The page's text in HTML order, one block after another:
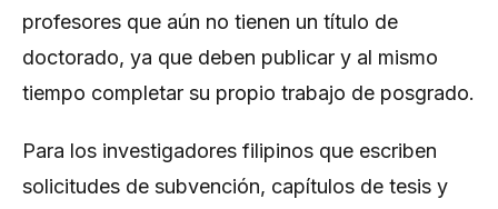
profesores que aún no tienen un título de
doctorado, ya que deben publicar y al mismo
tiempo completar su propio trabajo de posgrado.
Para los investigadores filipinos que escriben
solicitudes de subvención, capítulos de tesis y